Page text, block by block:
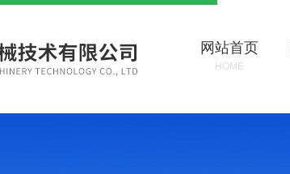
网站首页
HOME